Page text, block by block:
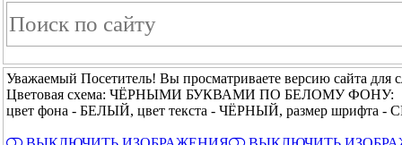
Уважаемый Посетитель! Вы просматриваете версию сайта для
Цветовая схема: ЧЁРНЫМИ БУКВАМИ ПО БЕЛОМУ ФОНУ:
цвет фона - БЕЛЫЙ, цвет текста - ЧЁРНЫЙ, размер шрифта